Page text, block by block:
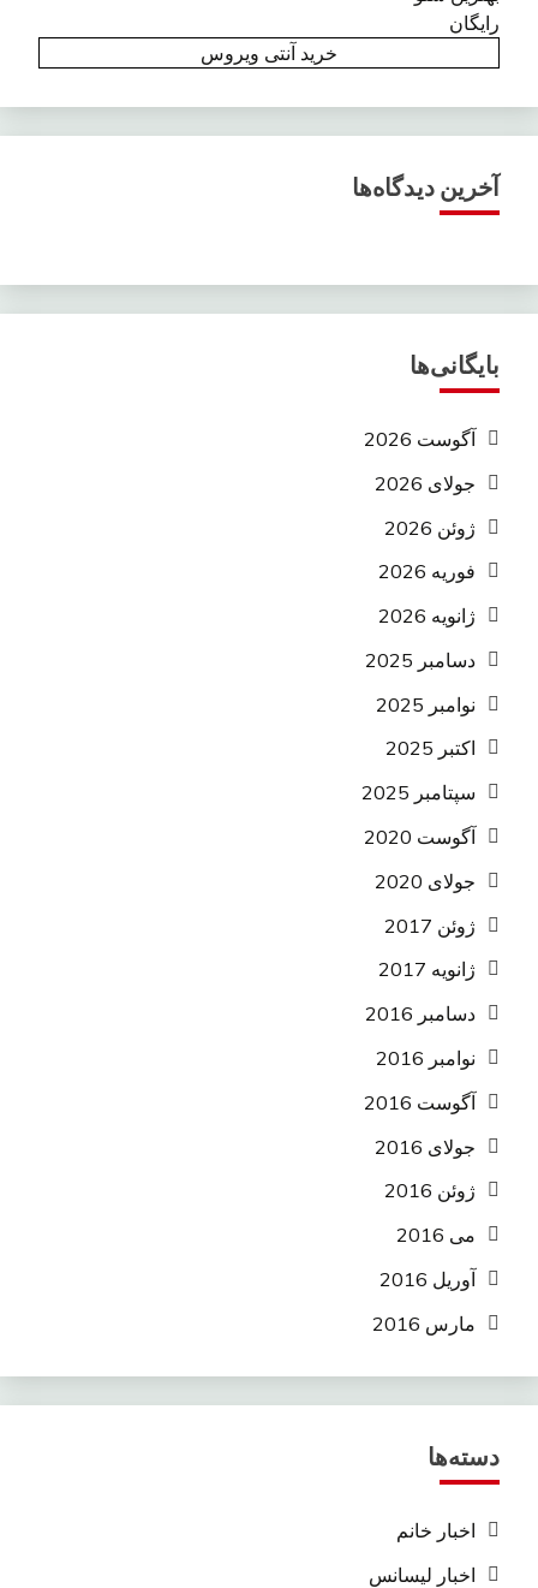
رایگان
خرید آنتی ویروس
آخرین دیدگاه‌ها
بایگانی‌ها
آگوست 2026
جولای 2026
ژوئن 2026
فوریه 2026
ژانویه 2026
دسامبر 2025
نوامبر 2025
اکتبر 2025
سپتامبر 2025
آگوست 2020
جولای 2020
ژوئن 2017
ژانویه 2017
دسامبر 2016
نوامبر 2016
آگوست 2016
جولای 2016
ژوئن 2016
می 2016
آوریل 2016
مارس 2016
دسته‌ها
اخبار خانم
اخبار لیسانس